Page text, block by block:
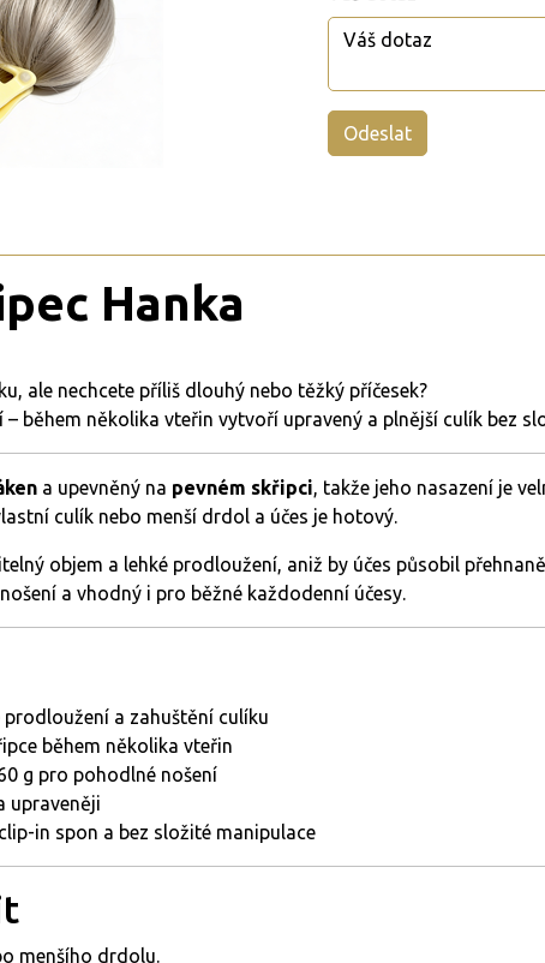
Hanka
ale nechcete příliš dlouhý nebo těžký příčesek?
– během několika vteřin vytvoří upravený a plnější culík bez
a upevněný na pevném skřipci, takže jeho nasazení je
culík nebo menší drdol a účes je hotový.
objem a lehké prodloužení, aniž by účes působil
nošení a vhodný i pro běžné každodenní účesy.
prodloužení a zahuštění culíku
během několika vteřin
g pro pohodlné nošení
upraveněji
clip-in spon a bez složité manipulace
menšího drdolu.